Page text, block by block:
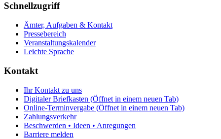
Schnellzugriff
Ämter, Aufgaben & Kontakt
Pressebereich
Veranstaltungskalender
Leichte Sprache
Kontakt
Ihr Kontakt zu uns
Digitaler Briefkasten (Öffnet in einem neuen Tab)
Online-Terminvergabe (Öffnet in einem neuen Tab)
Zahlungsverkehr
Beschwerden • Ideen • Anregungen
Barriere melden